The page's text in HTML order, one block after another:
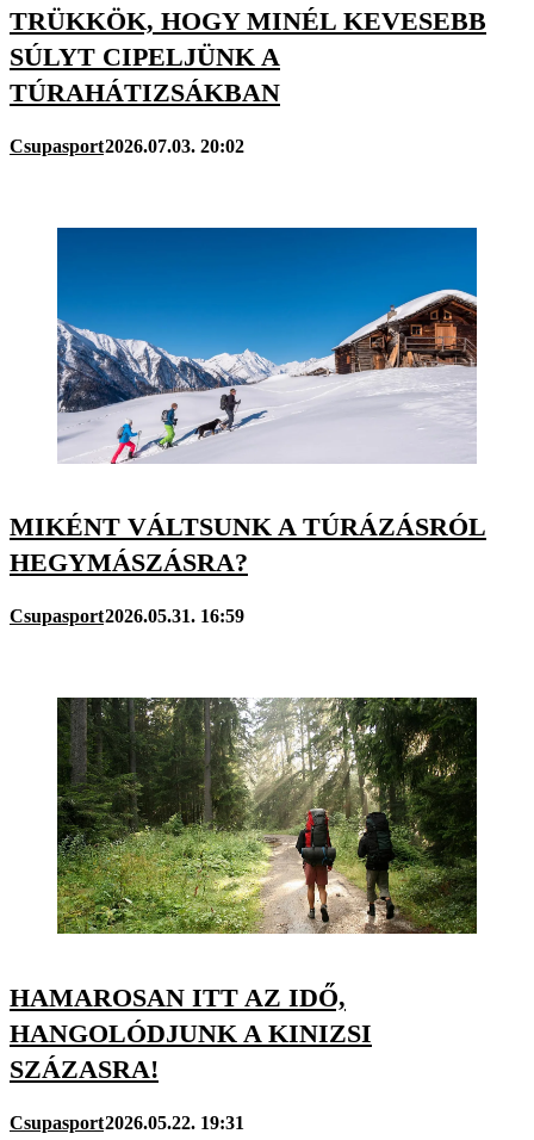
TRÜKKÖK, HOGY MINÉL KEVESEBB
SÚLYT CIPELJÜNK A
TÚRAHÁTIZSÁKBAN
Csupasport2026.07.03. 20:02
MIKÉNT VÁLTSUNK A TÚRÁZÁSRÓL
HEGYMÁSZÁSRA?
Csupasport2026.05.31. 16:59
HAMAROSAN ITT AZ IDŐ,
HANGOLÓDJUNK A KINIZSI
SZÁZASRA!
Csupasport2026.05.22. 19:31